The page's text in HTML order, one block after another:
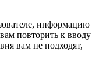
информацию
повторить к вводу
вам не подходят,